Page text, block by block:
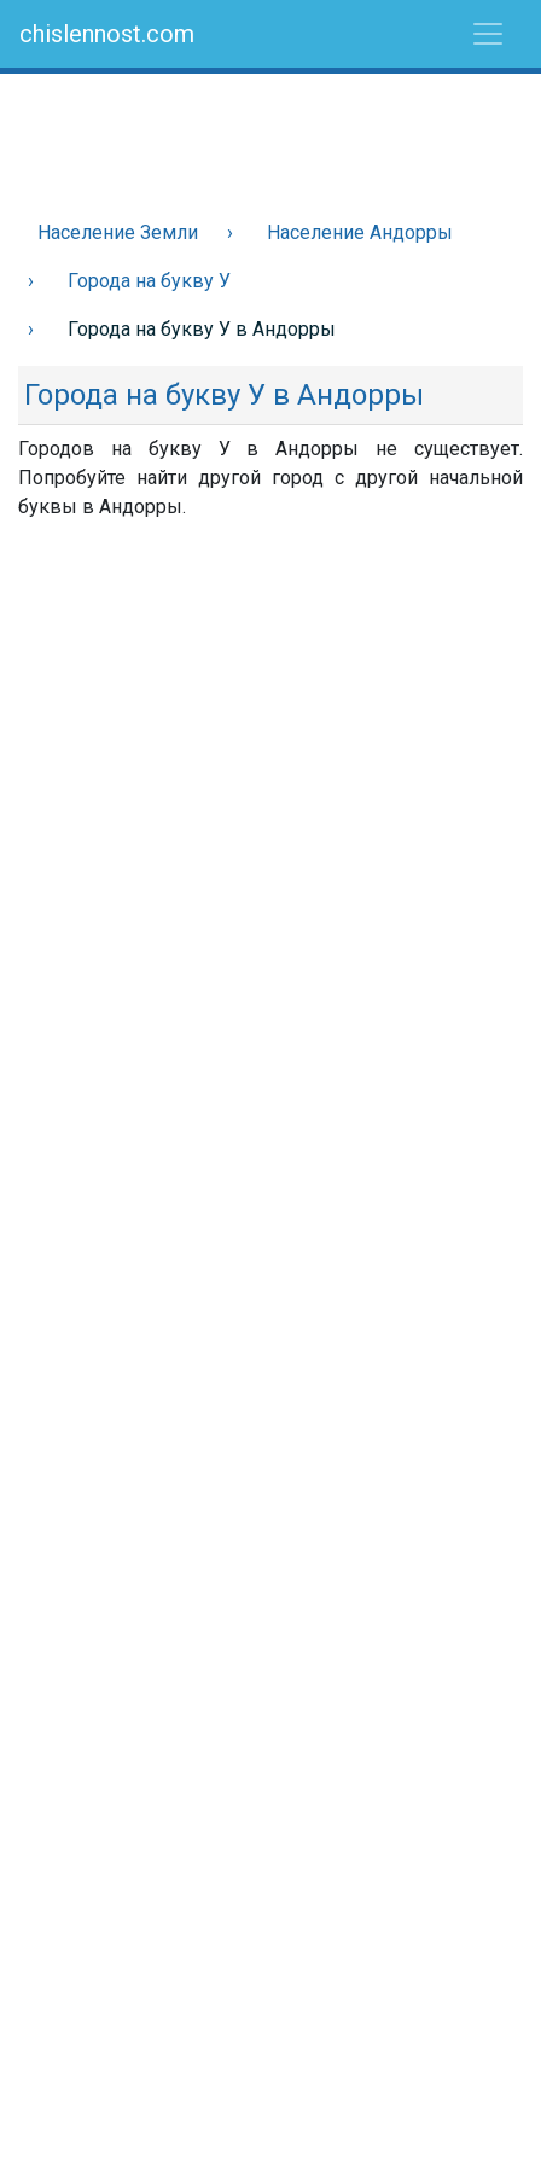
chislennost.com
Население Земли Население Андорры
Города на букву У
Города на букву У в Андорры
Города на букву У в Андорры
Городов на букву У в Андорры не существует.
Попробуйте найти другой город с другой начальной
буквы в Андорры.